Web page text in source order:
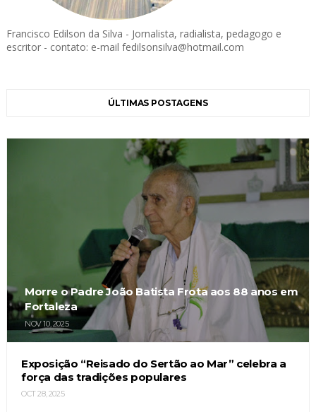
Francisco Edilson da Silva - Jornalista, radialista, pedagogo e
escritor - contato: e-mail fedilsonsilva@hotmail.com
ÚLTIMAS POSTAGENS
Morre o Padre João Batista Frota aos 88 anos em
Fortaleza
NOV 10, 2025
Exposição “Reisado do Sertão ao Mar” celebra a
força das tradições populares
OCT 28, 2025